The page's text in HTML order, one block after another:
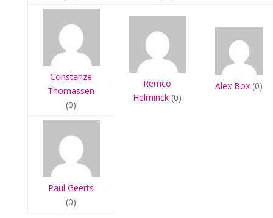
Constanze
Thomassen
(0)
Remco
Helminck (0)
Alex Box (0)
Paul Geerts
(0)